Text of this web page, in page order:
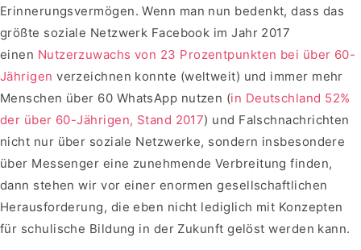
Erinnerungsvermögen. Wenn man nun bedenkt, dass das
größte soziale Netzwerk Facebook im Jahr 2017
einen Nutzerzuwachs von 23 Prozentpunkten bei über 60-
Jährigen verzeichnen konnte (weltweit) und immer mehr
Menschen über 60 WhatsApp nutzen (in Deutschland 52%
der über 60-Jährigen, Stand 2017) und Falschnachrichten
nicht nur über soziale Netzwerke, sondern insbesondere
über Messenger eine zunehmende Verbreitung finden,
dann stehen wir vor einer enormen gesellschaftlichen
Herausforderung, die eben nicht lediglich mit Konzepten
für schulische Bildung in der Zukunft gelöst werden kann.